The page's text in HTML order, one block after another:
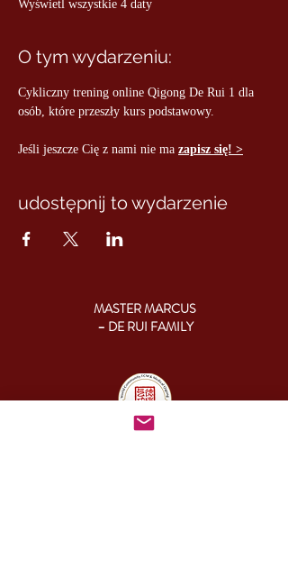
Wyświetl wszystkie 4 daty
O tym wydarzeniu:
Cykliczny trening online Qigong De Rui 1 dla
osób, które przeszły kurs podstawowy.
Jeśli jeszcze Cię z nami nie ma zapisz się! >
udostępnij to wydarzenie
MASTER MARCUS
– DE RUI FAMILY